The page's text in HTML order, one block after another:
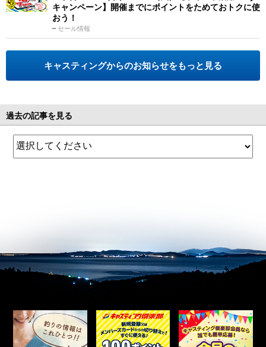
セール情報
キャンペーン】開催までにポイントをためておトクに使
おう！
キャスティングからのお知らせをもっと見る
過去の記事を見る